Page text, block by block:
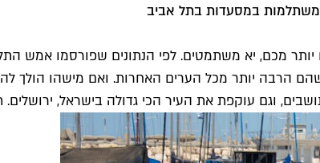
וגם עוקפת את העיר הכי גדולה בישראל, ירושלים.